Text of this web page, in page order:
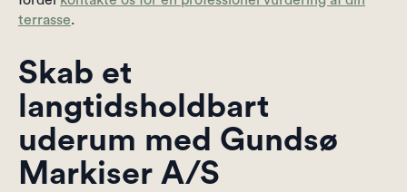
terrasse.
Skab et
langtidsholdbart
uderum med Gundsø
Markiser A/S